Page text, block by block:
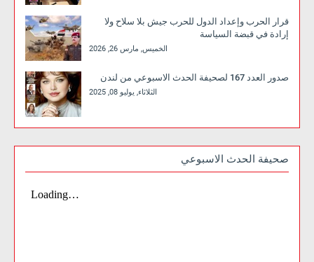
قرار الحرب وإعداد الدول للحرب جيش بلا سلاح ولا
إرادة في قبضة السياسة
الخميس, مارس 26, 2026
صدور العدد 167 لصحيفة الحدث الاسبوعي من لندن
الثلاثاء, يوليو 08, 2025
صحيفة الحدث الاسبوعي